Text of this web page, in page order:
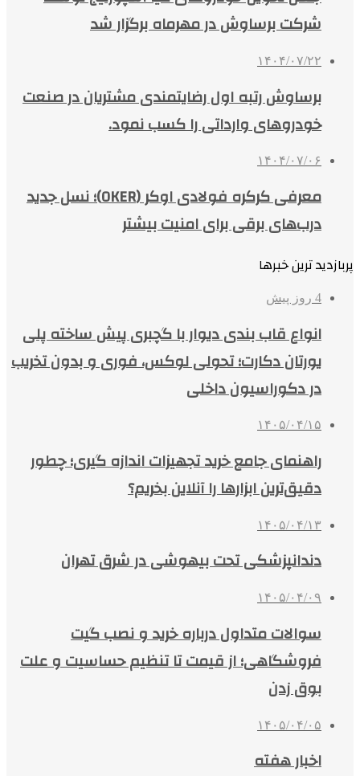
شرکت برساوش در مهرماه برگزار شد
۱۴۰۴/۰۷/۲۲
برساوش رتبه اول رضایتمندی مشتریان در صنعت
خودروهای وارداتی را کسب نمود.
۱۴۰۴/۰۷/۰۶
معرفی کرکره فولادی اوکر (OKER)؛ نسل جدید
درب‌های برقی برای امنیت بیشتر
پربازدید ترین خبرها
4 روز پیش
انواع قاب بندی دیوار با گچبری پیش ساخته پلی
یورتان دکارت؛ تحولی لوکس، فوری و بدون تخریب
در دکوراسیون داخلی
۱۴۰۵/۰۴/۱۵
راهنمای جامع خرید تجهیزات اندازه گیری؛ چطور
دقیق‌ترین ابزارها را آنلاین بخریم؟
۱۴۰۵/۰۴/۱۳
دندانپزشکی تحت بیهوشی در شرق تهران
۱۴۰۵/۰۴/۰۹
سوالات متداول درباره خرید و نصب گیت
فروشگاهی؛ از قیمت تا تنظیم حساسیت و علت
بوق زدن
۱۴۰۵/۰۴/۰۵
اخبار هفته